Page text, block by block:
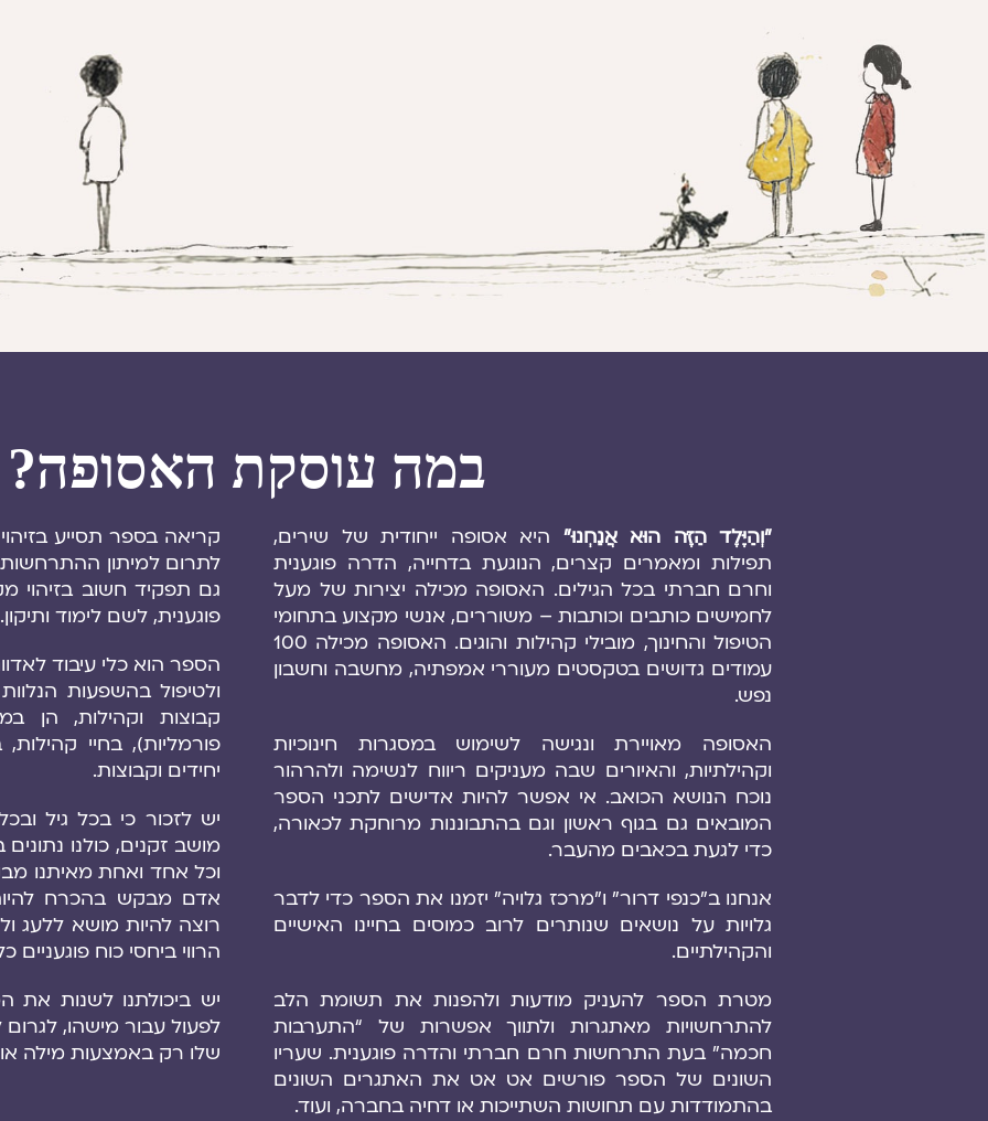
במה עוסקת האסופה?
"וְהַיֶּלֶד הַזֶּה הוּא אֲנַחְנוּ" היא אסופה ייחודית של שירים,
תפילות ומאמרים קצרים, הנוגעת בדחייה, הדרה פוגענית
וחרם חברתי בכל הגילים. האסופה מכילה יצירות של מעל
לחמישים כותבים וכותבות – משוררים, אנשי מקצוע בתחומי
הטיפול והחינוך, מובילי קהילות והוגים. האסופה מכילה 100
עמודים גדושים בטקסטים מעוררי אמפתיה, מחשבה וחשבון
נפש.
האסופה מאויירת ונגישה לשימוש במסגרות חינוכיות
וקהילתיות, והאיורים שבה מעניקים ריווח לנשימה ולהרהור
נוכח הנושא הכואב. אי אפשר להיות אדישים לתכני הספר
המובאים גם בגוף ראשון וגם בהתבוננות מרוחקת לכאורה,
כדי לגעת בכאבים מהעבר.
אנחנו ב"כנפי דרור" ו"מרכז גלויה" יזמנו את הספר כדי לדבר
גלויות על נושאים שנותרים לרוב כמוסים בחיינו האישיים
והקהילתיים.
מטרת הספר להעניק מודעות ולהפנות את תשומת הלב
להתרחשויות מאתגרות ולתווך אפשרות של “התערבות
חכמה” בעת התרחשות חרם חברתי והדרה פוגענית. שעריו
השונים של הספר פורשים אט אט את האתגרים השונים
בהתמודדות עם תחושות השתייכות או דחיה בחברה, ועוד.
קריאה בספר תסייע
לתרום למיתון
גם תפקיד חשוב
פוגענית, לשם לימוד ותיקון.
הספר הוא כלי עיבוד
ולטיפול בהשפעות
קבוצות וקהילות, הן
פורמליות), בחיי קהילות,
יחידים וקבוצות.
יש לזכור כי בכל גיל
מושב זקנים, כולנו
וכל אחד ואחת מאיתנו
אדם מבקש בהכרח
רוצה להיות מושא ללעג
הרווי ביחסי כוח פוגעניים
יש ביכולתנו לשנות את
לפעול עבור מישהו, לגרום
שלו רק באמצעות מילה